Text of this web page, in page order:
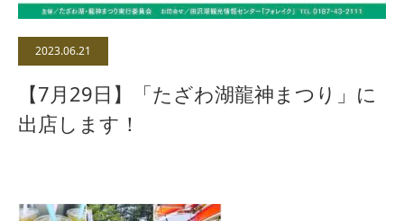
2023.06.21
【7月29日】「たざわ湖龍神まつり」に
出店します！